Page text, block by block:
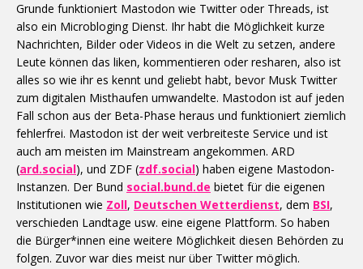
Grunde funktioniert Mastodon wie Twitter oder Threads, ist
also ein Microbloging Dienst. Ihr habt die Möglichkeit kurze
Nachrichten, Bilder oder Videos in die Welt zu setzen, andere
Leute können das liken, kommentieren oder resharen, also ist
alles so wie ihr es kennt und geliebt habt, bevor Musk Twitter
zum digitalen Misthaufen umwandelte. Mastodon ist auf jeden
Fall schon aus der Beta-Phase heraus und funktioniert ziemlich
fehlerfrei. Mastodon ist der weit verbreiteste Service und ist
auch am meisten im Mainstream angekommen. ARD
(ard.social), und ZDF (zdf.social) haben eigene Mastodon-
Instanzen. Der Bund social.bund.de bietet für die eigenen
Institutionen wie Zoll, Deutschen Wetterdienst, dem BSI,
verschieden Landtage usw. eine eigene Plattform. So haben
die Bürger*innen eine weitere Möglichkeit diesen Behörden zu
folgen. Zuvor war dies meist nur über Twitter möglich.